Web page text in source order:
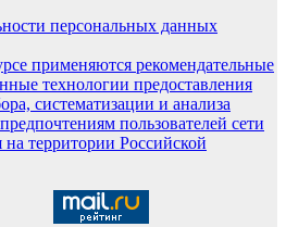
персональных данных
применяются рекомендательные
технологии предоставления
систематизации и анализа
пользователей сети
территории Российской